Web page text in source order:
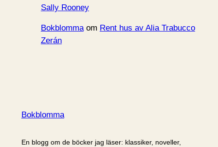
Sally Rooney
Bokblommaom Rent hus av Alia Trabucco
Zerán
Bokblomma
En blogg om de böcker jag läser: klassiker, noveller,